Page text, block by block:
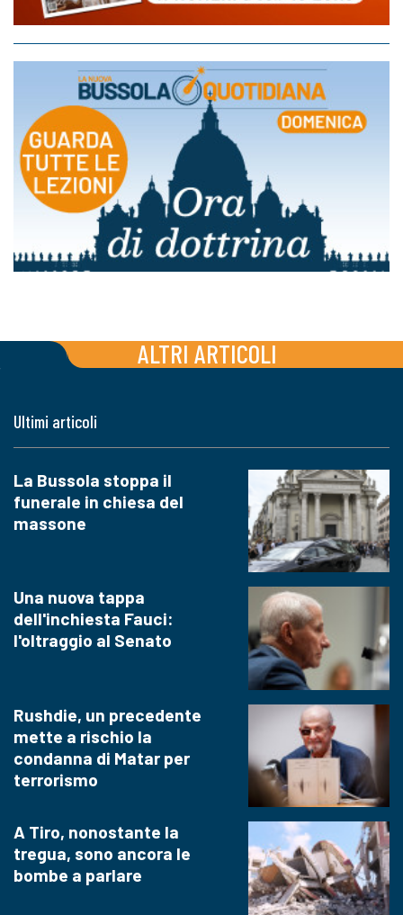
ALTRI ARTICOLI
Ultimi articoli
La Bussola stoppa il
funerale in chiesa del
massone
Una nuova tappa
dell'inchiesta Fauci:
l'oltraggio al Senato
Rushdie, un precedente
mette a rischio la
condanna di Matar per
terrorismo
A Tiro, nonostante la
tregua, sono ancora le
bombe a parlare